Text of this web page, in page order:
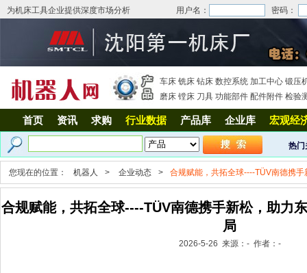
为机床工具企业提供深度市场分析 用户名： 密码：
车床 铣床 钻床 数控系统 加工中心 锻压
磨床 镗床 刀具 功能部件 配件附件 检验
首页 资讯 求购 行业数据 产品库 企业库 宏观经
热门
您现在的位置： 机器人 > 企业动态 > 合规赋能，共拓全球----TÜV南德携
合规赋能，共拓全球----TÜV南德携手新松，助力
局
2026-5-26 来源：- 作者：-